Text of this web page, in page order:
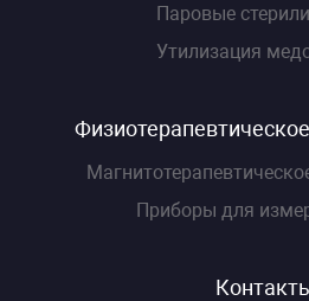
Паровые
Утилизация
Приборы для